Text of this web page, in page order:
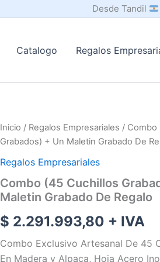
Desde Tandil
Catalogo Regalos
Inicio / Regalos Empresariales / Combo
Grabados) + Un Maletin Grabado De
Regalos Empresariales
Combo (45 Cuchillos
Maletin Grabado De Regalo
$ 2.291.993,80 + IVA
Combo Exclusivo Artesanal De 45
En Madera y Alpaca, Hoja Acero